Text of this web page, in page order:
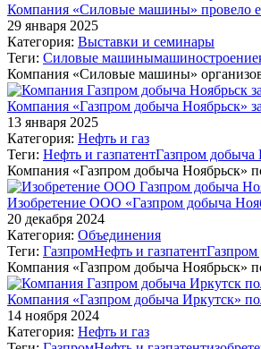
Компания «Силовые машины» провело
29 января 2025
Категория: Выставки и семинары
Теги: Силовые машинымашиностроение
Компания «Силовые машины»
Компания «Газпром добыча Ноябрьск»
13 января 2025
Категория: Нефть и газ
Теги: Нефть и газпатентГазпром добыча
Компания «Газпром добыча Ноябрьск»
Изобретение ООО «Газпром добыча
20 декабря 2024
Категория: Объединения
Теги: ГазпромНефть и газпатент
Компания «Газпром добыча Ноябрьск»
Компания «Газпром добыча Иркутск»
14 ноября 2024
Категория: Нефть и газ